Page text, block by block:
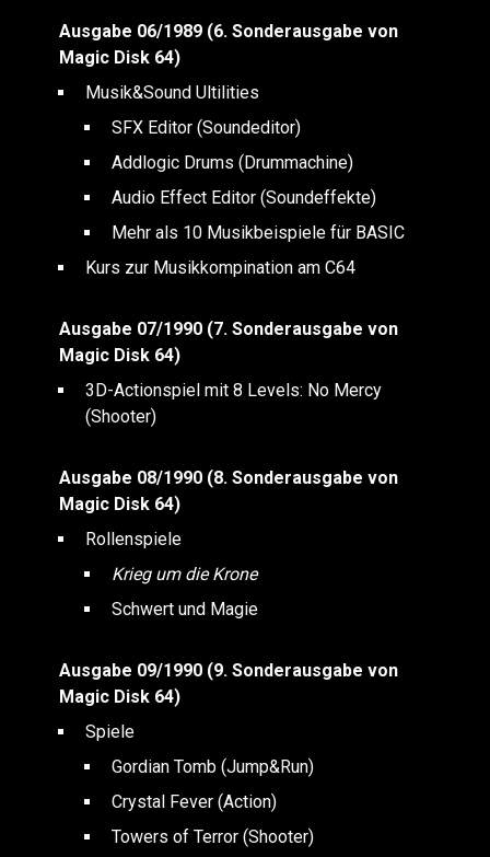
Ausgabe 06/1989 (6. Sonderausgabe von
Magic Disk 64)
Musik&Sound Ultilities
SFX Editor (Soundeditor)
Addlogic Drums (Drummachine)
Audio Effect Editor (Soundeffekte)
Mehr als 10 Musikbeispiele für BASIC
Kurs zur Musikkompination am C64
Ausgabe 07/1990 (7. Sonderausgabe von
Magic Disk 64)
3D-Actionspiel mit 8 Levels: No Mercy
(Shooter)
Ausgabe 08/1990 (8. Sonderausgabe von
Magic Disk 64)
Rollenspiele
Krieg um die Krone
Schwert und Magie
Ausgabe 09/1990 (9. Sonderausgabe von
Magic Disk 64)
Spiele
Gordian Tomb (Jump&Run)
Crystal Fever (Action)
Towers of Terror (Shooter)